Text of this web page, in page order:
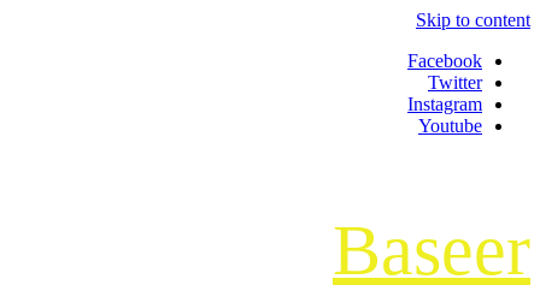
Skip to content
Facebook
Twitter
Instagram
Youtube
Baseer